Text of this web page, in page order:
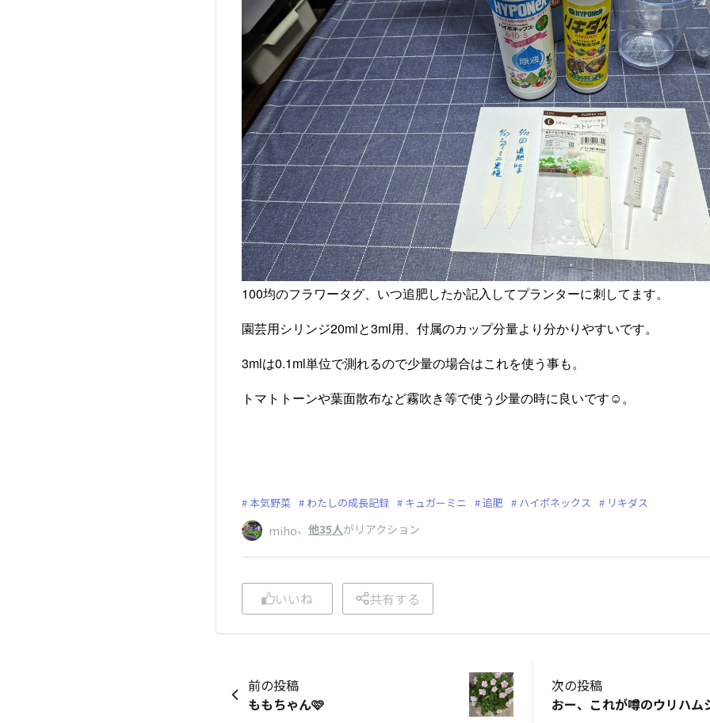
100均のフラワータグ、いつ追肥したか記入してプランターに刺してます。
園芸用シリンジ20mlと3ml用、付属のカップ分量より分かりやすいです。
3mlは0.1ml単位で測れるので少量の場合はこれを使う事も。
トマトトーンや葉面散布など霧吹き等で使う少量の時に良いです☺。
本気野菜 わたしの成長記録 キュガーミニ 追肥 ハイポネックス リキダス
miho、 他35人がリアクション
いいね 共有する
前の投稿
ももちゃん🩷
次の投稿
おー、これが噂のウリハム